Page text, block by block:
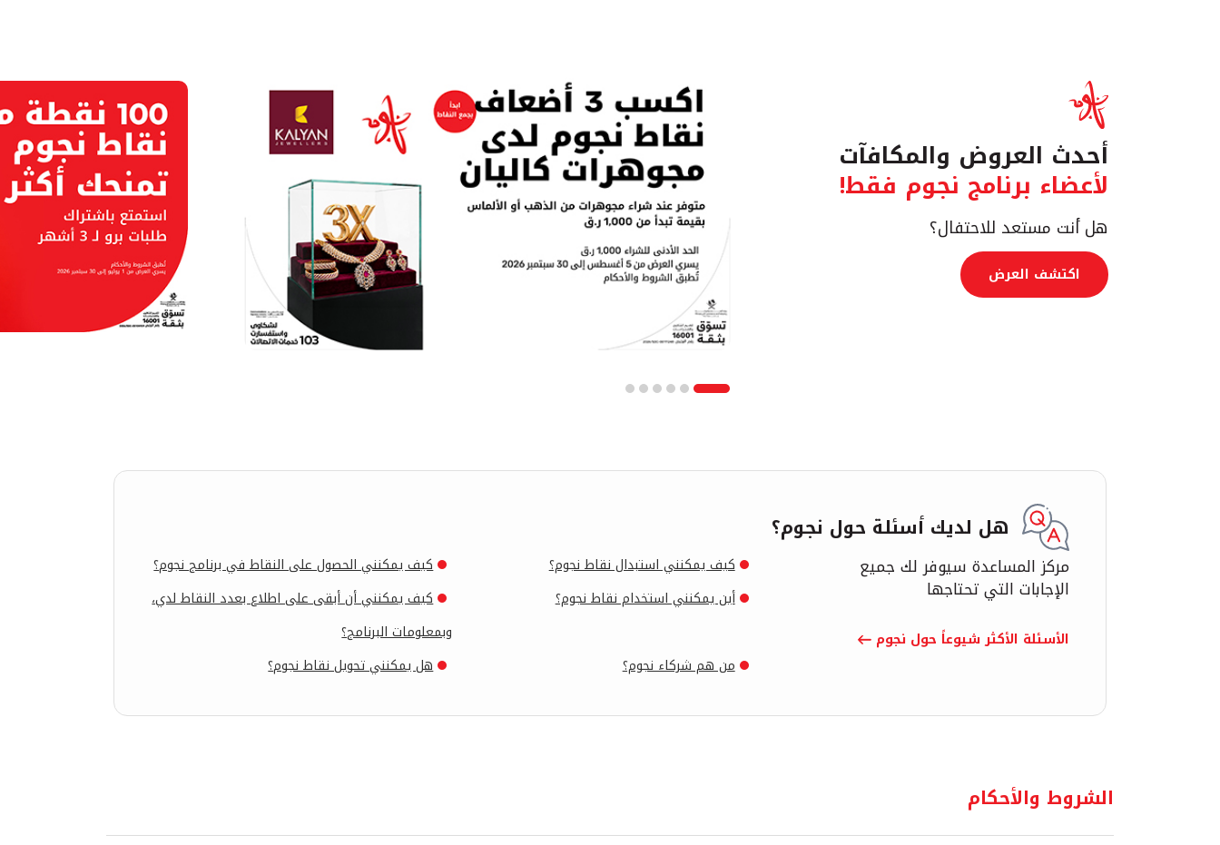
أحدث العروض والمكافآت
لأعضاء برنامج نجوم فقط!
هل أنت مستعد للاحتفال؟
اكتشف العرض
هل لديك أسئلة حول نجوم؟
مركز المساعدة سيوفر لك جميع
الإجابات التي تحتاجها
الأسئلة الأكثر شيوعاً حول نجوم
كيف يمكنني استبدال نقاط نجوم؟
كيف يمكنني الحصول على النقاط في برنامج نجوم؟
أين يمكنني استخدام نقاط نجوم؟
كيف يمكنني أن أبقى على اطلاع بعدد النقاط لدي،
وبمعلومات البرنامج؟
من هم شركاء نجوم؟
هل يمكنني تحويل نقاط نجوم؟
الشروط والأحكام